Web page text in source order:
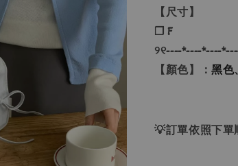
【尺寸】
❐ F
୨୧----*----*----
【顏色】：黑色
💡訂單依照下單